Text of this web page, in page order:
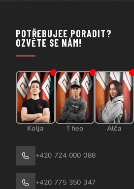
POTŘEBUJEE PORADIT?
OZVĚTE SE NÁM!
Kolja Theo Alča
+420 724 000 088
+420 775 350 347